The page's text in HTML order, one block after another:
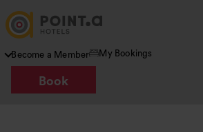
Become a Member My Bookings
Book